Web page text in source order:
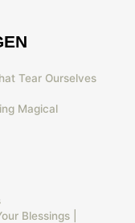
Tear Ourselves
Magical
Blessings |